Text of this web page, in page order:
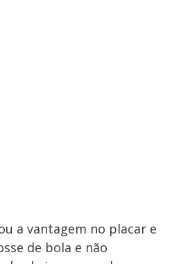
a vantagem no placar e
de bola e não